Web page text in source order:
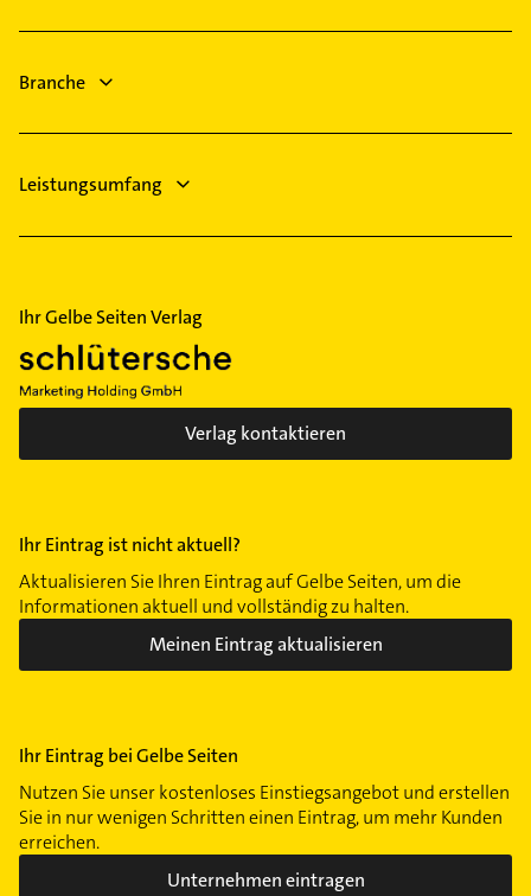
Habenhausen
Hastedt
Hemelingen
Huckelriede
Hulsberg
Lehe
Neuenland
Neustadt
Oslebshausen
Peterswerder
Regensburger Straße
Westend
Woltmershausen
Physiotherapie
Krankengymnastik
Branche
Leistungsumfang
Ihr Gelbe Seiten Verlag
Verlag kontaktieren
Ihr Eintrag ist nicht aktuell?
Aktualisieren Sie Ihren Eintrag auf Gelbe Seiten, um die
Informationen aktuell und vollständig zu halten.
Meinen Eintrag aktualisieren
Ihr Eintrag bei Gelbe Seiten
Nutzen Sie unser kostenloses Einstiegsangebot und erstellen
Sie in nur wenigen Schritten einen Eintrag, um mehr Kunden
erreichen.
Unternehmen eintragen